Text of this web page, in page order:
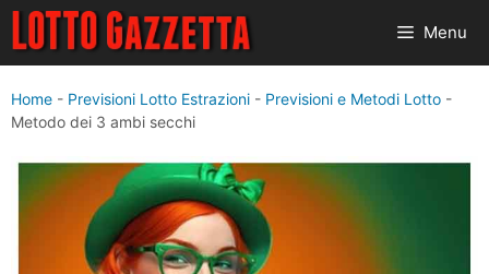
Vai
contenuto
Menu
Home - Previsioni Lotto Estrazioni - Previsioni e Metodi Lotto -
Metodo dei 3 ambi secchi